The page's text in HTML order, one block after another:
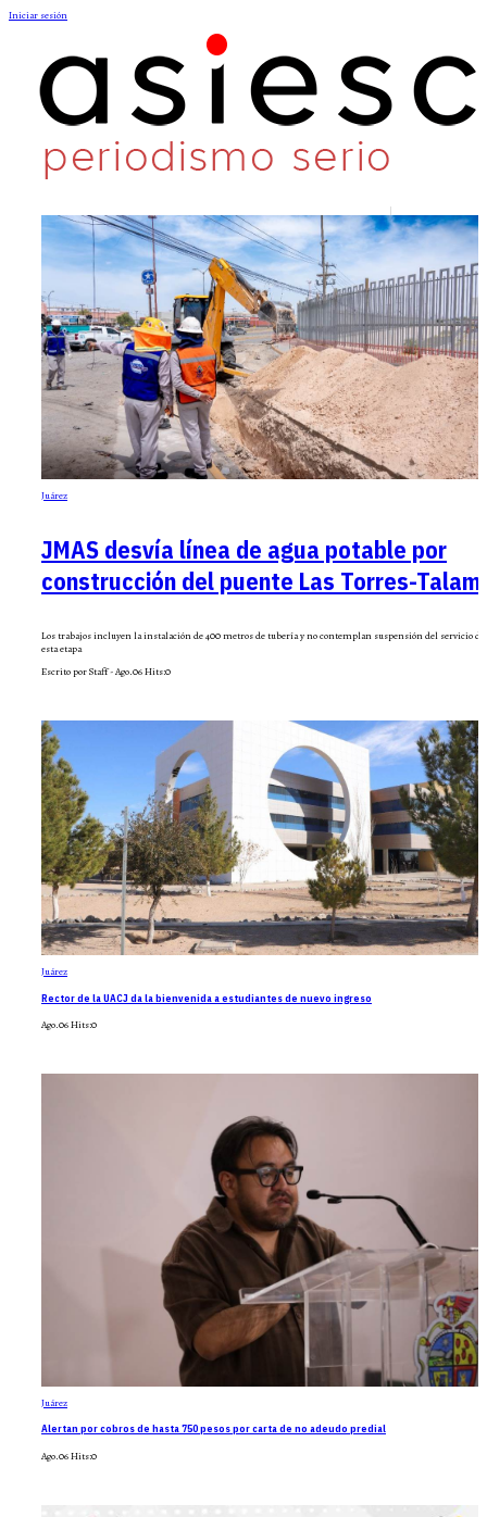
Iniciar sesión
Juárez
JMAS desvía línea de agua potable por
construcción del puente Las Torres-
Los trabajos incluyen la instalación de 400 metros de tubería y no contemplan suspensión del servicio
esta etapa
Escrito por Staff - Ago.06Hits:0
Juárez
Rector de la UACJ da la bienvenida a estudiantes de nuevo ingreso
Ago.06Hits:0
Juárez
Alertan por cobros de hasta 750 pesos por carta de no adeudo predial
Ago.06Hits:0